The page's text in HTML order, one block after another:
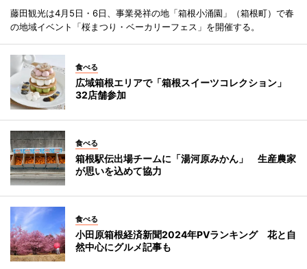
藤田観光は4月5日・6日、事業発祥の地「箱根小涌園」（箱根町）で春
の地域イベント「桜まつり・ベーカリーフェス」を開催する。
食べる
広域箱根エリアで「箱根スイーツコレクション」
32店舗参加
食べる
箱根駅伝出場チームに「湯河原みかん」 生産農家
が思いを込めて協力
食べる
小田原箱根経済新聞2024年PVランキング 花と自
然中心にグルメ記事も